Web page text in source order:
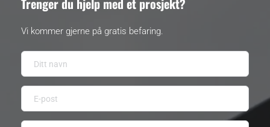
Trenger du hjelp med et prosjekt?
Vi kommer gjerne på gratis befaring.